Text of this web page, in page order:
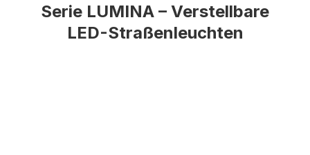
Serie LUMINA – Verstellbare
LED-Straßenleuchten